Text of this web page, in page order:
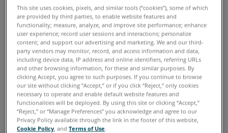
energia
do
ScanPlan
Modos
LED
ScanPlan
Alemão Chinês Coreano Espanhol Francês Inglês
Italiano Japonês Português
This site uses cookies, pixels, and similar tools (“cookies”), some of which
are provided by third parties, to enable website features and
functionality; measure, analyze, and improve site performance; enhance
user experience; record user sessions and interactions; personalize
content; and support our advertising and marketing. We and our third-
party vendors may monitor, record, and access information and data,
including device data, IP address and online identifiers, referring URLs
and other browsing information, for these and similar purposes. By
clicking Accept, you agree to such purposes. If you continue to browse
our site without clicking “Accept,” or if you click “Reject,” only cookies
necessary to operate and enable default website features and
functionalities will be deployed. By using this site or clicking “Accept,”
“Reject,” or “Manage Preferences” you acknowledge and agree to our
Privacy Policy available through the link in the footer of this website,
Cookie Policy, andTerms of Use.